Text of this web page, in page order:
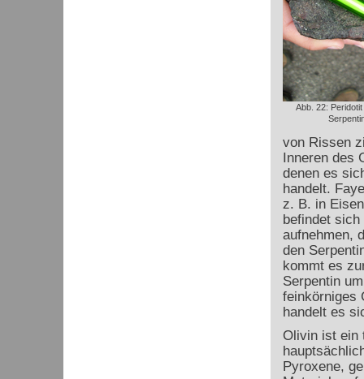
Abb. 22:
von Rissen
Inneren des
denen es
handelt.
z. B. in
befindet
aufnehmen,
den
kommt es
Serpentin
feinkörniges
handelt es
Olivin ist ein
Pyroxene,